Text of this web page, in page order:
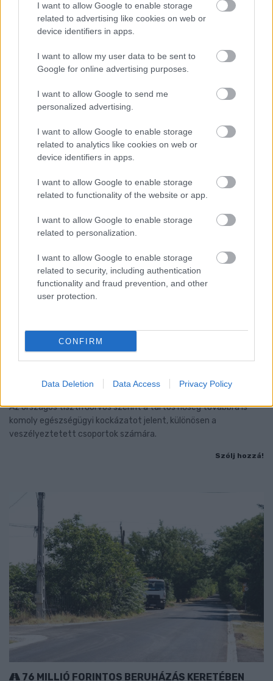
I want to allow Google to enable storage
related to advertising like cookies on web or
device identifiers in apps.
I want to allow my user data to be sent to
Google for online advertising purposes.
I want to allow Google to send me
personalized advertising.
I want to allow Google to enable storage
related to analytics like cookies on web or
device identifiers in apps.
I want to allow Google to enable storage
related to functionality of the website or app.
I want to allow Google to enable storage
related to personalization.
I want to allow Google to enable storage
related to security, including authentication
functionality and fraud prevention, and other
user protection.
CONFIRM
Data Deletion Data Access Privacy Policy
ENERGIATAKARÉKOSSÁGI INTÉZKEDÉSEKET
A járműipari vállalat átszervezi egyes termelési folyamatait,
Szólj hozzá!
KÁNIKULA: PÉNTEK ÉJFÉLIG
HŐSÉGRIASZTÁST
Az országos tisztifőorvos szerint a tartós hőség továbbra is
komoly egészségügyi kockázatot jelent, különösen a
veszélyeztetett csoportok számára.
Szólj hozzá!
76 MILLIÓ FORINTOS BERUHÁZÁS KERETÉBEN